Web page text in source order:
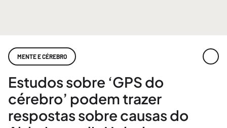
MENTE E CÉREBRO
Estudos sobre ‘GPS do
cérebro’ podem trazer
respostas sobre causas do